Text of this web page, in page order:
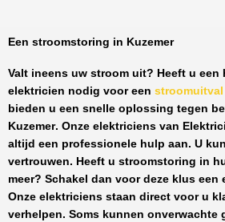
Een stroomstoring in Kuzemer
Valt ineens uw stroom uit? Heeft u een
elektricien nodig voor een stroomuitval
bieden u een snelle oplossing tegen
Kuzemer. Onze elektriciens van
altijd een professionele hulp aan. U
vertrouwen. Heeft u stroomstoring in
meer? Schakel dan voor deze klus een
Onze elektriciens staan direct voor u
verhelpen. Soms kunnen onverwachte